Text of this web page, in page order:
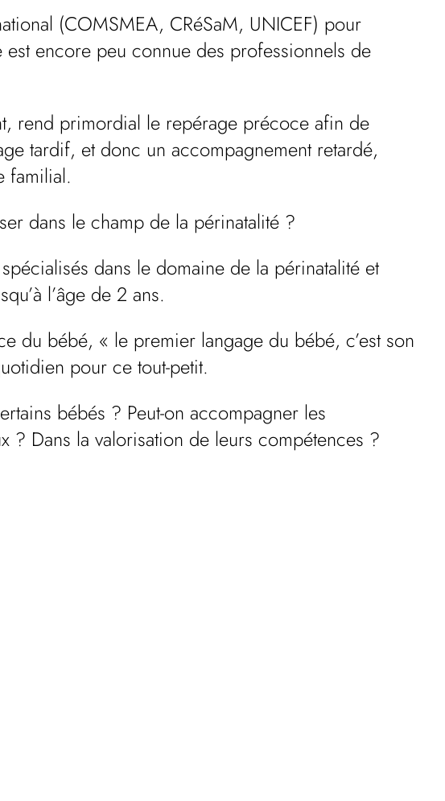
(COMSMEA, CRéSaM, UNICEF) pour
encore peu connue des professionnels de
rend primordial le repérage précoce afin de
tardif, et donc un accompagnement retardé,
familial.
dans le champ de la périnatalité ?
dans le domaine de la périnatalité et
l’âge de 2 ans.
du bébé, « le premier langage du bébé, c’est son
pour ce tout-petit.
bébés ? Peut-on accompagner les
? Dans la valorisation de leurs compétences ?